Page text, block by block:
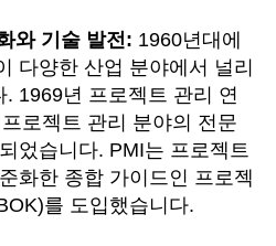
와 기술 발전: 1960년대에
다양한 산업 분야에서 널리
1969년 프로젝트 관리 연
로젝트 관리 분야의 전문
었습니다. PMI는 프로젝트
화한 종합 가이드인 프로젝
를 도입했습니다.